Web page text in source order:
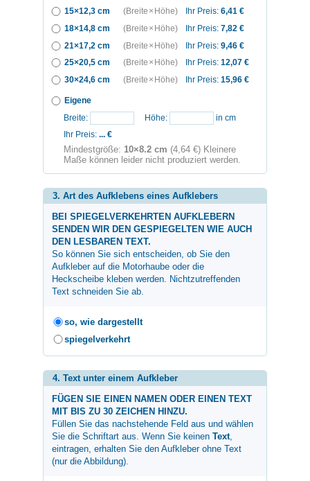
15×12,3 cm
(Breite × Höhe) Ihr Preis: 6,41 €
18×14,8 cm
(Breite × Höhe) Ihr Preis: 7,82 €
21×17,2 cm
(Breite × Höhe) Ihr Preis: 9,46 €
25×20,5 cm
(Breite × Höhe) Ihr Preis: 12,07 €
30×24,6 cm
(Breite × Höhe) Ihr Preis: 15,96 €
Eigene
Breite:
Höhe:
in cm
Ihr Preis: ... €
Mindestgröße: 10×8.2 cm (4,64 €) Kleinere
Maße können leider nicht produziert werden.
3. Art des Aufklebens eines Aufklebers
BEI SPIEGELVERKEHRTEN AUFKLEBERN
SENDEN WIR DEN GESPIEGELTEN WIE AUCH
DEN LESBAREN TEXT.
So können Sie sich entscheiden, ob Sie den
Aufkleber auf die Motorhaube oder die
Heckscheibe kleben werden. Nichtzutreffenden
Text schneiden Sie ab.
so, wie dargestellt
spiegelverkehrt
4. Text unter einem Aufkleber
FÜGEN SIE EINEN NAMEN ODER EINEN TEXT
MIT BIS ZU 30 ZEICHEN HINZU.
Füllen Sie das nachstehende Feld aus und wählen
Sie die Schriftart aus. Wenn Sie keinen Text,
eintragen, erhalten Sie den Aufkleber ohne Text
(nur die Abbildung).